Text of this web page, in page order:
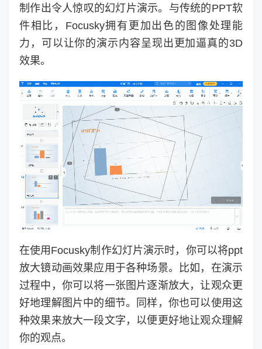
制作出令人惊叹的幻灯片演示。与传统的PPT软
件相比，Focusky拥有更加出色的图像处理能
力，可以让你的演示内容呈现出更加逼真的3D
效果。
在使用Focusky制作幻灯片演示时，你可以将ppt
放大镜动画效果应用于各种场景。比如，在演示
过程中，你可以将一张图片逐渐放大，让观众更
好地理解图片中的细节。同样，你也可以使用这
种效果来放大一段文字，以便更好地让观众理解
你的观点。